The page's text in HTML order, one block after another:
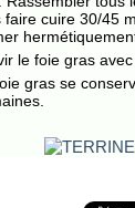
faire cuire 30/45
le foie gras
gras se